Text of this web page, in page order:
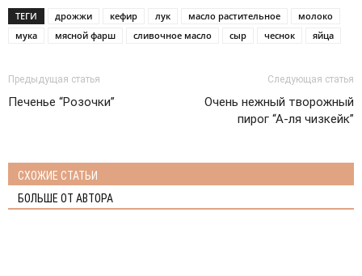
ТЕГИ дрожжи кефир лук масло растительное
молоко
мука
мясной фарш сливочное масло сыр чеснок яйца
Предыдущая статья
Печенье “Розочки”
Следующая статья
Очень нежный творожный
пирог “А-ля чизкейк”
СХОЖИЕ СТАТЬИ
БОЛЬШЕ ОТ АВТОРА